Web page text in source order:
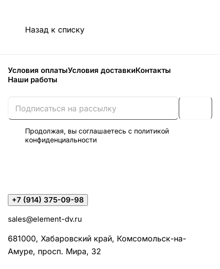
Назад к списку
Условия оплатыУсловия доставкиКонтакты
Наши работы
Продолжая, вы соглашаетесь с политикой
конфиденциальности
+7 (914) 375-09-98
sales@element-dv.ru
681000, Хабаровский край, Комсомольск-на-
Амуре, просп. Мира, 32